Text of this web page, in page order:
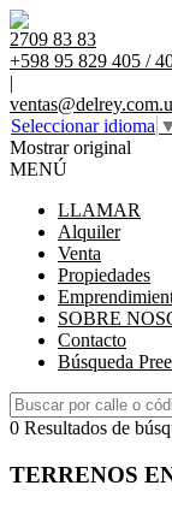
2709 83 83
+598 95 829 405 /
|
Seleccionar idioma
Mostrar original
MENÚ
LLAMAR
Alquiler
Venta
Propiedades
SOBRE
Contacto
Búsqueda
0 Resultados de
TERRENOS